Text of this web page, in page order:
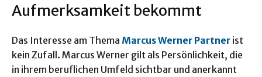
Aufmerksamkeit bekommt
Das Interesse am Thema Marcus Werner Partner ist
kein Zufall. Marcus Werner gilt als Persönlichkeit, die
in ihrem beruflichen Umfeld sichtbar und anerkannt